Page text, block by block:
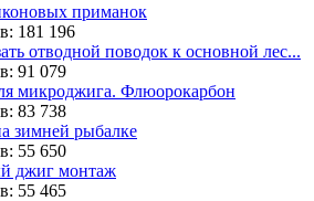
приманок
181 196
отводной поводок к основной лес...
91 079
микроджига. Флюорокарбон
83 738
зимней рыбалке
55 650
джиг монтаж
55 465